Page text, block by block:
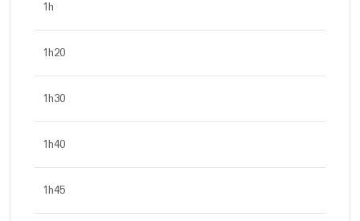
1h
1h20
1h30
1h40
1h45